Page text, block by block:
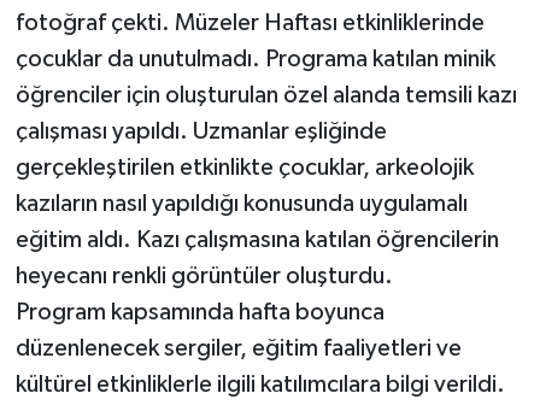
fotoğraf çekti. Müzeler Haftası etkinliklerinde
çocuklar da unutulmadı. Programa katılan minik
öğrenciler için oluşturulan özel alanda temsili kazı
çalışması yapıldı. Uzmanlar eşliğinde
gerçekleştirilen etkinlikte çocuklar, arkeolojik
kazıların nasıl yapıldığı konusunda uygulamalı
eğitim aldı. Kazı çalışmasına katılan öğrencilerin
heyecanı renkli görüntüler oluşturdu.
Program kapsamında hafta boyunca
düzenlenecek sergiler, eğitim faaliyetleri ve
kültürel etkinliklerle ilgili katılımcılara bilgi verildi.